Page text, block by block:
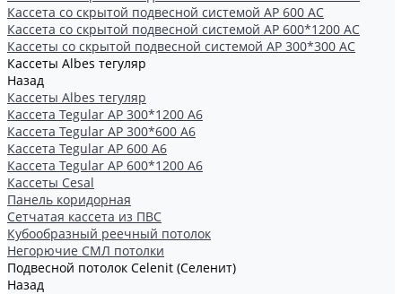
Кассета со скрытой подвесной системой АР 600 AC
Кассета со скрытой подвесной системой АР 600*1200 AC
Кассеты со скрытой подвесной системой АР 300*300 АС
Кассеты Albes тегуляр
Назад
Кассеты Albes тегуляр
Кассета Tegular AP 300*1200 А6
Кассета Tegular AP 300*600 А6
Кассета Tegular AP 600 A6
Кассета Tegular AP 600*1200 А6
Кассеты Cesal
Панель коридорная
Сетчатая кассета из ПВС
Кубообразный реечный потолок
Негорючие СМЛ потолки
Подвесной потолок Celenit (Селенит)
Назад